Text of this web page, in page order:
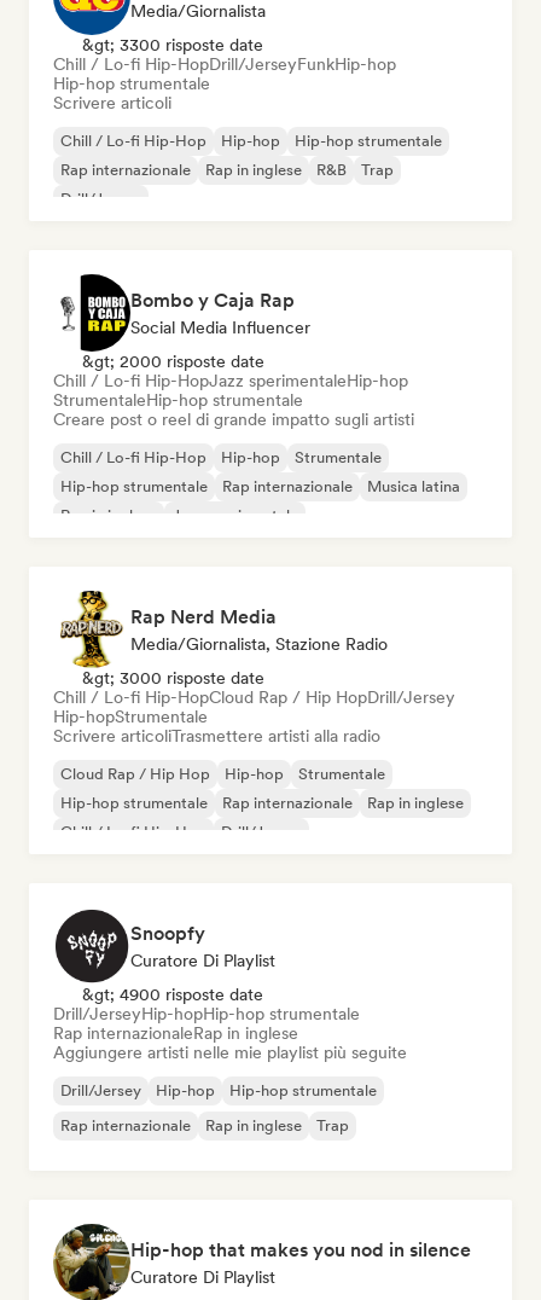
Media/Giornalista
&gt; 3300 risposte date
Chill / Lo-fi Hip-HopDrill/JerseyFunkHip-hop
Hip-hop strumentale
Scrivere articoli
Chill / Lo-fi Hip-Hop Hip-hop
Hip-hop strumentale
Rap internazionale
Rap in inglese R&B
Trap
Drill/Jersey
Bombo y Caja Rap
Social Media Influencer
&gt; 2000 risposte date
Chill / Lo-fi Hip-HopJazz sperimentaleHip-hop
StrumentaleHip-hop strumentale
Creare post o reel di grande impatto sugli artisti
Chill / Lo-fi Hip-Hop Hip-hop
Strumentale
Hip-hop strumentale
Rap internazionale
Musica latina
Rap in inglese
Jazz sperimentale
Rap Nerd Media
Media/Giornalista, Stazione Radio
&gt; 3000 risposte date
Chill / Lo-fi Hip-HopCloud Rap / Hip HopDrill/Jersey
Hip-hopStrumentale
Scrivere articoliTrasmettere artisti alla radio
Cloud Rap / Hip Hop Hip-hop
Strumentale
Hip-hop strumentale
Rap internazionale
Rap in inglese
Chill / Lo-fi Hip-Hop
Drill/Jersey
Snoopfy
Curatore Di Playlist
&gt; 4900 risposte date
Drill/JerseyHip-hopHip-hop strumentale
Rap internazionaleRap in inglese
Aggiungere artisti nelle mie playlist più seguite
Drill/Jersey Hip-hop
Hip-hop strumentale
Rap internazionale
Rap in inglese Trap
Hip-hop that makes you nod in silence
Curatore Di Playlist